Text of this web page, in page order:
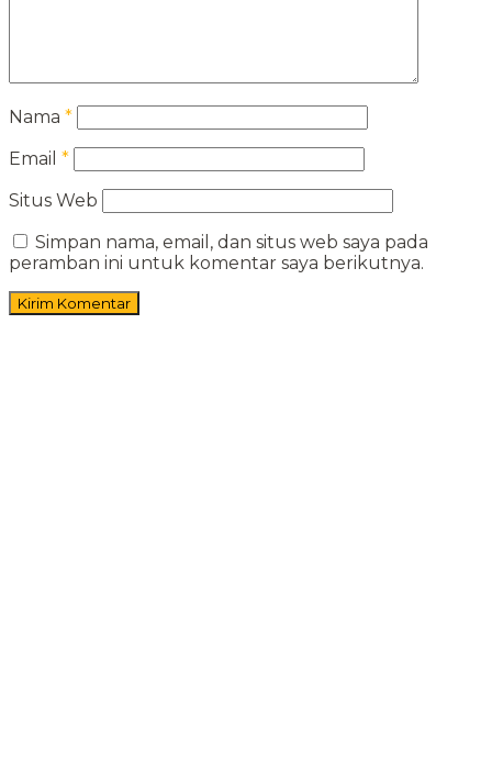
Nama *
Email *
Situs Web
Simpan nama, email, dan situs web saya pada
peramban ini untuk komentar saya berikutnya.